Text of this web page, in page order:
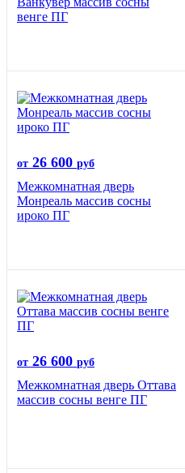
венге ПГ
от 26 600 руб
Межкомнатная дверь
Монреаль массив сосны
ироко ПГ
от 26 600 руб
Межкомнатная дверь Оттава
массив сосны венге ПГ